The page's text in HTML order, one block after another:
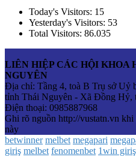
Today's Visitors: 15
Yesterday's Visitors: 53
Total Visitors: 86.035
LIÊN HIỆP CÁC HỘI KHOA
NGUYÊN
Địa chỉ: Tầng 4, toà B Trụ sở Uỷ
tỉnh Thái Nguyên - Xã Đồng Hỷ,
Điện thoại: 0985887968
Ghi rõ nguồn http://vustatn.vn
này
betwinner melbet megapari
giriş melbet fenomenbet 1win giriş